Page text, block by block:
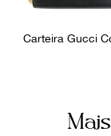
Carteira Gucci